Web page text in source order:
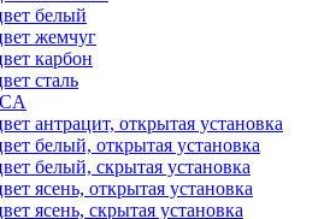
белый
жемчуг
карбон
сталь
антрацит, открытая установка
белый, открытая установка
белый, скрытая установка
ясень, открытая установка
ясень, скрытая установка